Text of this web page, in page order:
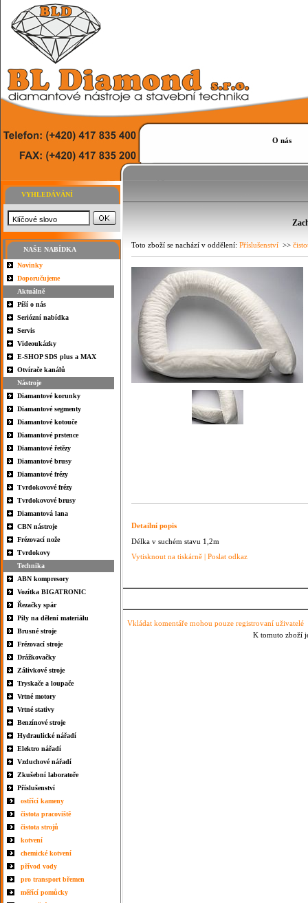
O nás
VYHLEDÁVÁNÍ
NAŠE NABÍDKA
Novinky
Doporučujeme
Aktuálně
Píší o nás
Seriózní nabídka
Servis
Videoukázky
E-SHOP SDS plus a MAX
Otvírače kanálů
Nástroje
Diamantové korunky
Diamantové segmenty
Diamantové kotouče
Diamantové prstence
Diamantové řetězy
Diamantové brusy
Diamantové frézy
Tvrdokovové frézy
Tvrdokovové brusy
Diamantová lana
CBN nástroje
Frézovací nože
Tvrdokovy
Technika
ABN kompresory
Vozítka BIGATRONIC
Řezačky spár
Pily na dělení materiálu
Brusné stroje
Frézovací stroje
Drážkovačky
Zálivkové stroje
Tryskače a loupače
Vrtné motory
Vrtné stativy
Benzínové stroje
Hydraulické nářadí
Elektro nářadí
Vzduchové nářadí
Zkušební laboratoře
Příslušenství
ostřící kameny
čistota pracoviště
čistota strojů
kotvení
chemické kotvení
přívod vody
pro transport břemen
měřící pomůcky
Toto zboží se nachází v oddělení: Příslušenství >>
Detailní popis
Délka v suchém stavu 1,2m
Vytisknout na tiskárně | Poslat odkaz
Vkládat komentáře mohou pouze registrovaní uživatelé
K tomuto zboží